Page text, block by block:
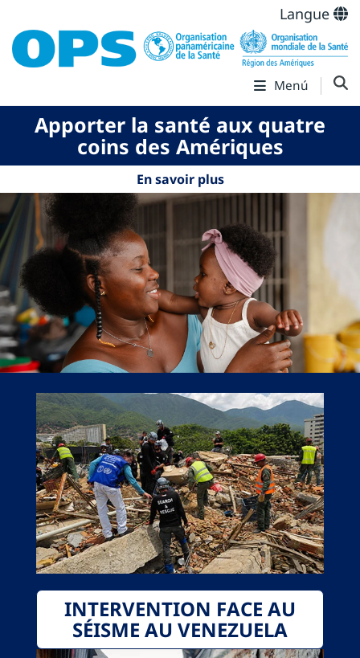
Langue
Menú
Apporter la santé aux quatre
coins des Amériques
En savoir plus
INTERVENTION FACE AU
SÉISME AU VENEZUELA